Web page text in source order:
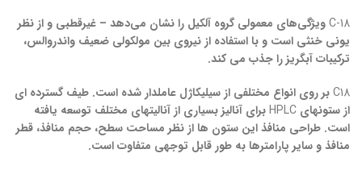
C-18ویژگی‌های معمولی گروه آلکیل را نشان می‌دهد – غیرقطبی و از نظر
یونی خنثی است و با استفاده از نیروی بین مولکولی ضعیف واندروالس،
ترکیبات آبگریز را جذب می کند.
C18بر روی انواع مختلفی از سیلیکاژل عاملدار شده است. طیف گسترده ای
از ستونهای HPLCبرای آنالیز بسیاری از آنالیتهای مختلف توسعه یافته
است. طراحی منافذ این ستون ها از نظر مساحت سطح، حجم منافذ، قطر
منافذ و سایر پارامترها به طور قابل توجهی متفاوت است.